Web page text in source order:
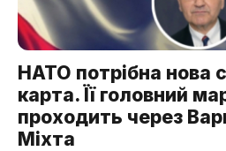
НАТО потрібна нова
карта. Її головний
проходить через
Міхта